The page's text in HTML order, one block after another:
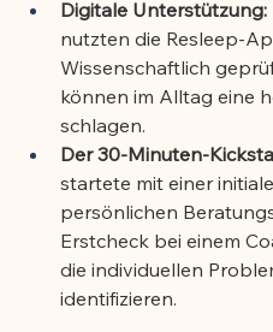
Digitale Unterstützung:
nutzten die Resleep-
Wissenschaftlich
können im Alltag eine
schlagen.
Der 30-Minuten-
startete mit einer
persönlichen
Erstcheck bei einem
die individuellen
identifizieren.